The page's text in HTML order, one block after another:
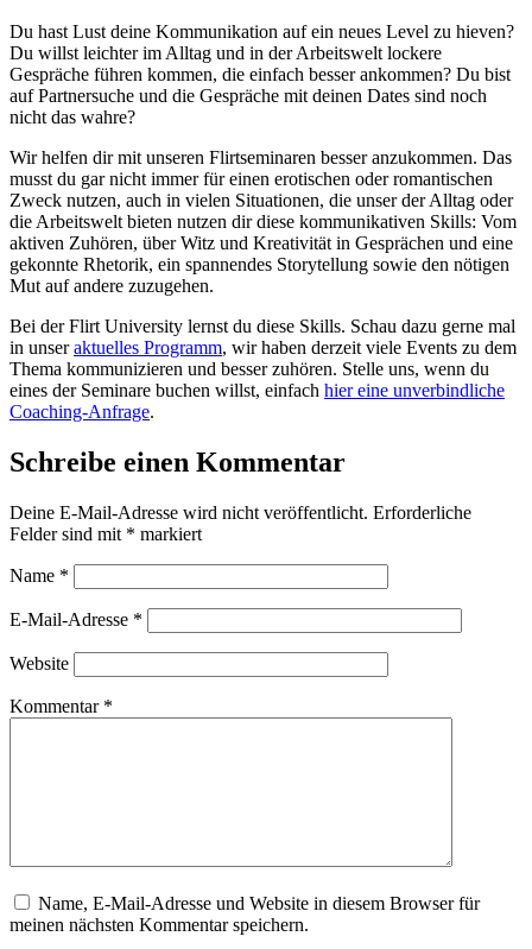
Du hast Lust deine Kommunikation auf ein neues Level zu hieven?
Du willst leichter im Alltag und in der Arbeitswelt lockere
Gespräche führen kommen, die einfach besser ankommen? Du bist
auf Partnersuche und die Gespräche mit deinen Dates sind noch
nicht das wahre?
Wir helfen dir mit unseren Flirtseminaren besser anzukommen. Das
musst du gar nicht immer für einen erotischen oder romantischen
Zweck nutzen, auch in vielen Situationen, die unser der Alltag oder
die Arbeitswelt bieten nutzen dir diese kommunikativen Skills: Vom
aktiven Zuhören, über Witz und Kreativität in Gesprächen und eine
gekonnte Rhetorik, ein spannendes Storytellung sowie den nötigen
Mut auf andere zuzugehen.
Bei der Flirt University lernst du diese Skills. Schau dazu gerne mal
in unseraktuelles Programm, wir haben derzeit viele Events zu dem
Thema kommunizieren und besser zuhören. Stelle uns, wenn du
eines der Seminare buchen willst, einfach hier eine unverbindliche
Coaching-Anfrage.
Schreibe einen Kommentar
Deine E-Mail-Adresse wird nicht veröffentlicht. Erforderliche
Felder sind mit * markiert
Name *
E-Mail-Adresse *
Website
Kommentar *
Dieses
Name, E-Mail-Adresse und Website in diesem Browser für
meinen nächsten Kommentar speichern.